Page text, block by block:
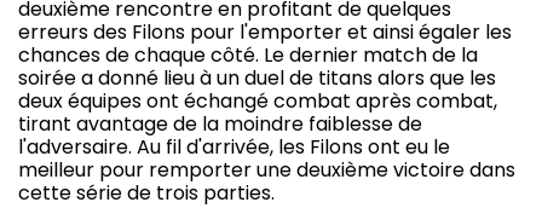
deuxième rencontre en profitant de quelques
erreurs des Filons pour l'emporter et ainsi égaler les
chances de chaque côté. Le dernier match de la
soirée a donné lieu à un duel de titans alors que les
deux équipes ont échangé combat après combat,
tirant avantage de la moindre faiblesse de
l'adversaire. Au fil d'arrivée, les Filons ont eu le
meilleur pour remporter une deuxième victoire dans
cette série de trois parties.